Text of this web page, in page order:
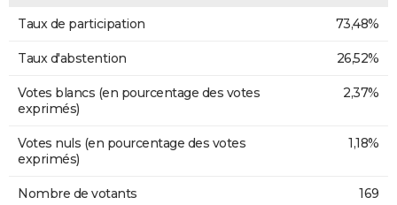
Taux de participation 73,48%
Taux d'abstention 26,52%
Votes blancs (en pourcentage des votes
exprimés)
2,37%
Votes nuls (en pourcentage des votes
exprimés)
1,18%
Nombre de votants 169